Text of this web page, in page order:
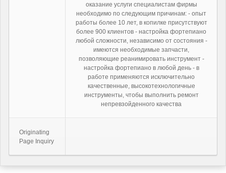
оказание услуги специалистам фирмы
необходимо по следующим причинам: - опыт
работы более 10 лет, в копилке присутствуют
более 900 клиентов - настройка фортепиано
любой сложности, независимо от состояния -
имеются необходимые запчасти,
позволяющие реанимировать инструмент -
настройка фортепиано в любой день - в
работе применяются исключительно
качественные, высокотехнологичные
инструменты, чтобы выполнить ремонт
непревзойденного качества
Originating
Page Inquiry